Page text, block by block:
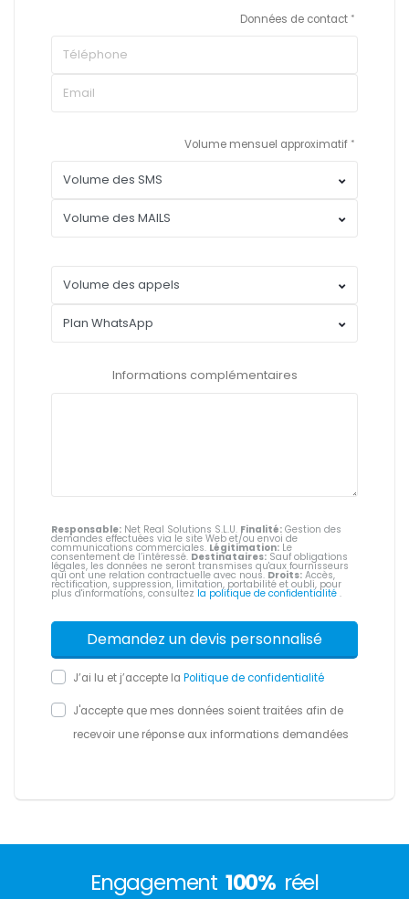
Données de contact
Volume mensuel approximatif
Informations complémentaires
Responsable: Net Real Solutions S.L.U. Finalité: Gestion des
demandes effectuées via le site Web et/ou envoi de
communications commerciales. Légitimation: Le
consentement de l’intéressé. Destinataires: Sauf obligations
légales, les données ne seront transmises qu'aux fournisseurs
qui ont une relation contractuelle avec nous. Droits: Accès,
rectification, suppression, limitation, portabilité et oubli, pour
plus d'informations, consultez la politique de confidentialité .
J’ai lu et j’accepte la Politique de confidentialité
J'accepte que mes données soient traitées afin de
recevoir une réponse aux informations demandées
Engagement 100% réel